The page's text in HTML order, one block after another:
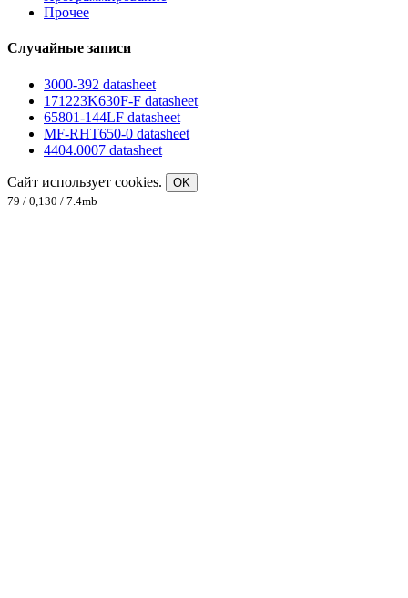
Прочее
Случайные записи
3000-392 datasheet
171223K630F-F datasheet
65801-144LF datasheet
MF-RHT650-0 datasheet
4404.0007 datasheet
Сайт использует cookies.
OK
79 / 0,130 / 7.4mb